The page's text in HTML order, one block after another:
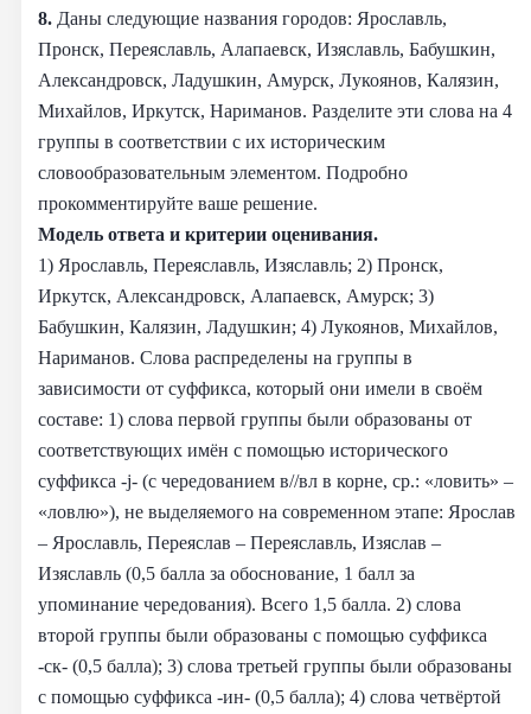
8. Даны следующие названия городов: Ярославль,
Пронск, Переяславль, Алапаевск, Изяславль, Бабушкин,
Александровск, Ладушкин, Амурск, Лукоянов, Калязин,
Михайлов, Иркутск, Нариманов. Разделите эти слова на 4
группы в соответствии с их историческим
словообразовательным элементом. Подробно
прокомментируйте ваше решение.
Модель ответа и критерии оценивания.
1) Ярославль, Переяславль, Изяславль; 2) Пронск,
Иркутск, Александровск, Алапаевск, Амурск; 3)
Бабушкин, Калязин, Ладушкин; 4) Лукоянов, Михайлов,
Нариманов. Слова распределены на группы в
зависимости от суффикса, который они имели в своём
составе: 1) слова первой группы были образованы от
соответствующих имён с помощью исторического
суффикса -j- (с чередованием в//вл в корне, ср.: «ловить» –
«ловлю»), не выделяемого на современном этапе: Ярослав
– Ярославль, Переяслав – Переяславль, Изяслав –
Изяславль (0,5 балла за обоснование, 1 балл за
упоминание чередования). Всего 1,5 балла. 2) слова
второй группы были образованы с помощью суффикса
-ск- (0,5 балла); 3) слова третьей группы были образованы
с помощью суффикса -ин- (0,5 балла); 4) слова четвёртой